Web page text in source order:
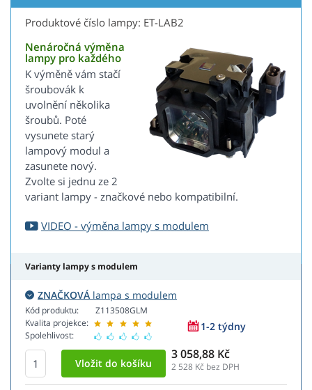
Produktové číslo lampy: ET-LAB2
Nenáročná výměna
lampy pro každého
K výměně vám stačí
šroubovák k
uvolnění několika
šroubů. Poté
vysunete starý
lampový modul a
zasunete nový.
Zvolte si jednu ze 2
variant lampy - značkové nebo kompatibilní.
VIDEO - výměna lampy s modulem
Varianty lampy s modulem
ZNAČKOVÁ lampa s modulem
Kód produktu:
Kvalita projekce:
Spolehlivost:
Z113508GLM
1-2 týdny
3 058,88 Kč
2 528 Kč bez DPH